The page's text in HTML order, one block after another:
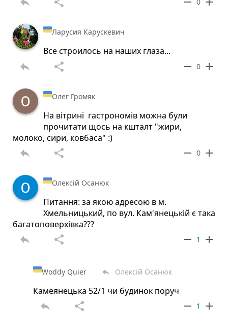
Ларусия Карускевич
Все строилось на наших глаза...
reply share remove 0 add
Олег Громяк
На вітрині гастрономів можна були
прочитати щось на кшталт "жири,
молоко, сири, ковбаса" :)
reply share remove 0 add
Олексій Осанюк
Питання: за якою адресою в м.
Хмельницький, по вул. Кам'янецькій є така
багатоповерхівка???
reply share remove 1 add
Woddy Quier reply Олексій Осанюк
Камёянецька 52/1 чи будинок поруч
reply share remove 1 add